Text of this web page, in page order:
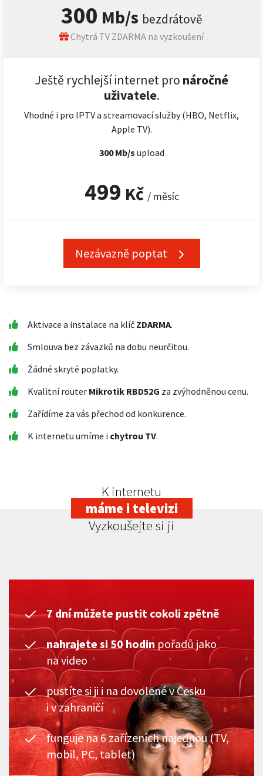
300 Mb/s bezdrátově
Chytrá TV ZDARMA na vyzkoušení
Ještě rychlejší internet pro náročné
uživatele.
Vhodné i pro IPTV a streamovací služby (HBO, Netflix,
Apple TV).
300 Mb/s upload
499 Kč / měsíc
Nezávazně poptat
Aktivace a instalace na klíč ZDARMA.
Smlouva bez závazků na dobu neurčitou.
Žádné skryté poplatky.
Kvalitní router Mikrotik RBD52G za zvýhodněnou cenu.
Zařídíme za vás přechod od konkurence.
K internetu umíme i chytrou TV.
K internetu
máme i televizi
Vyzkoušejte si ji
7 dní můžete pustit cokoli zpětně
nahrajete si 50 hodin pořadů jako
na video
pustíte si ji i na dovolené v Česku
i v zahraničí
funguje na 6 zařízeních najednou (TV,
mobil, PC, tablet)